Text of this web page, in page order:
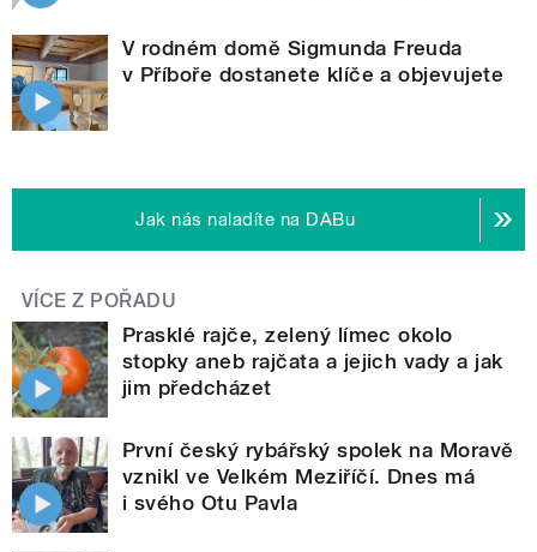
V rodném domě Sigmunda Freuda
v Příboře dostanete klíče a objevujete
Jak nás naladíte na DABu
VÍCE Z POŘADU
Prasklé rajče, zelený límec okolo
stopky aneb rajčata a jejich vady a jak
jim předcházet
První český rybářský spolek na Moravě
vznikl ve Velkém Meziříčí. Dnes má
i svého Otu Pavla